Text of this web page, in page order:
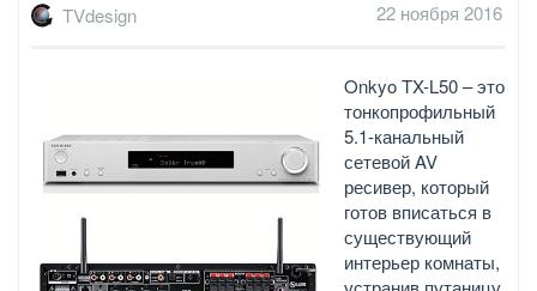
TVdesign 22 ноября 2016
Onkyo TX-L50 – это
тонкопрофильный
5.1-канальный
сетевой AV
ресивер, который
готов вписаться в
существующий
интерьер комнаты,